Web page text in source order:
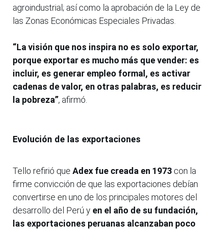
agroindustrial; así como la aprobación de la Ley de
las Zonas Económicas Especiales Privadas.
“La visión que nos inspira no es solo exportar,
porque exportar es mucho más que vender: es
incluir, es generar empleo formal, es activar
cadenas de valor, en otras palabras, es reducir
la pobreza”, afirmó.
Evolución de las exportaciones
Tello refirió que Adex fue creada en 1973 con la
firme convicción de que las exportaciones debían
convertirse en uno de los principales motores del
desarrollo del Perú y en el año de su fundación,
las exportaciones peruanas alcanzaban poco